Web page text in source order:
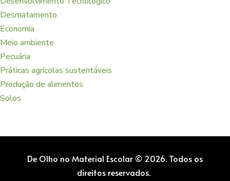
Desmatamento
Economia
Meio ambiente
Pecuária
Práticas agrícolas sustentáveis
Produção de alimentos
Solos
De Olho no Material Escolar © 2026. Todos os
direitos reservados.